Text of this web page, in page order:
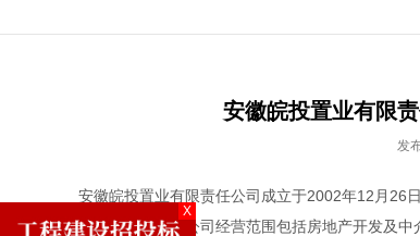
X
安徽皖投置业有限
发
安徽皖投置业有限责任公司成立于2002年12月26
开发一级资质。公司经营范围包括房地产开发及